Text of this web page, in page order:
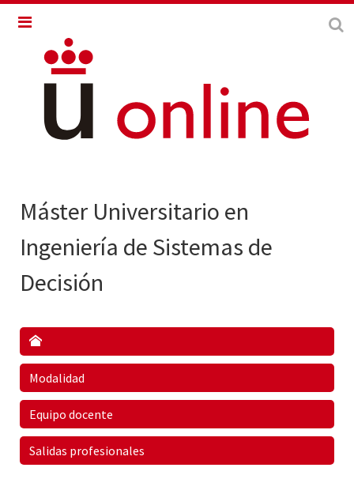
Máster Universitario en
Ingeniería de Sistemas de
Decisión
Modalidad
Equipo docente
Salidas profesionales